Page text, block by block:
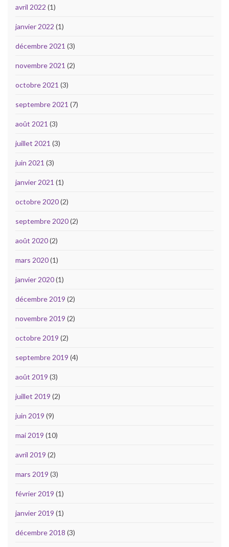
avril 2022 (1)
janvier 2022 (1)
décembre 2021 (3)
novembre 2021 (2)
octobre 2021 (3)
septembre 2021 (7)
août 2021 (3)
juillet 2021 (3)
juin 2021 (3)
janvier 2021 (1)
octobre 2020(2)
septembre 2020(2)
août 2020(2)
mars 2020(1)
janvier 2020(1)
décembre 2019 (2)
novembre 2019 (2)
octobre 2019 (2)
septembre 2019 (4)
août 2019 (3)
juillet 2019 (2)
juin 2019 (9)
mai 2019 (10)
avril 2019 (2)
mars 2019 (3)
février 2019 (1)
janvier 2019 (1)
décembre 2018 (3)